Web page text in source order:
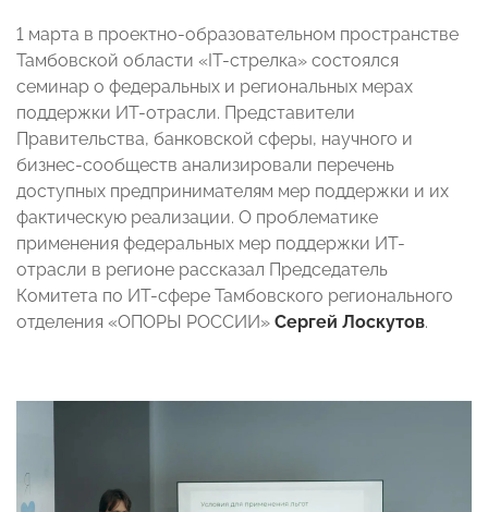
1 марта в проектно-образовательном пространстве
Тамбовской области «IT-стрелка» состоялся
семинар о федеральных и региональных мерах
поддержки ИТ-отрасли. Представители
Правительства, банковской сферы, научного и
бизнес-сообществ анализировали перечень
доступных предпринимателям мер поддержки и их
фактическую реализации. О проблематике
применения федеральных мер поддержки ИТ-
отрасли в регионе рассказал Председатель
Комитета по ИТ-сфере Тамбовского регионального
отделения «ОПОРЫ РОССИИ» Сергей Лоскутов.